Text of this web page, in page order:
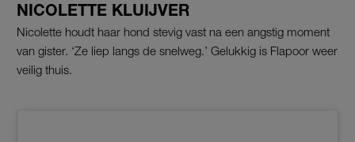
NICOLETTE KLUIJVER
Nicolette houdt haar hond stevig vast na een angstig moment
van gister. ‘Ze liep langs de snelweg.’ Gelukkig is Flapoor weer
veilig thuis.